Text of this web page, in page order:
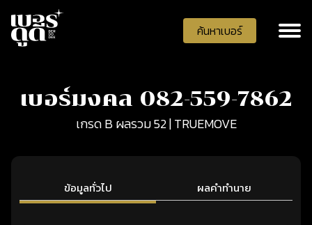
ค้นหาเบอร์
เบอร์มงคล 082-559-7862
เกรด B ผลรวม 52 | TRUEMOVE
ข้อมูลทั่วไป ผลคำทำนาย